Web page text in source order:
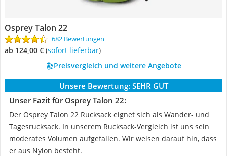
Osprey Talon 22
682 Bewertungen
ab 124,00 € ( Sofort lieferbar)
Preisvergleich und weitere Angebote
Unsere Bewertung: SEHR GUT
Unser Fazit für Osprey Talon 22:
Der Osprey Talon 22 Rucksack eignet sich als Wander- und
Tagesrucksack. In unserem Rucksack-Vergleich ist uns sein
moderates Volumen aufgefallen. Wir weisen darauf hin, dass
er aus Nylon besteht.